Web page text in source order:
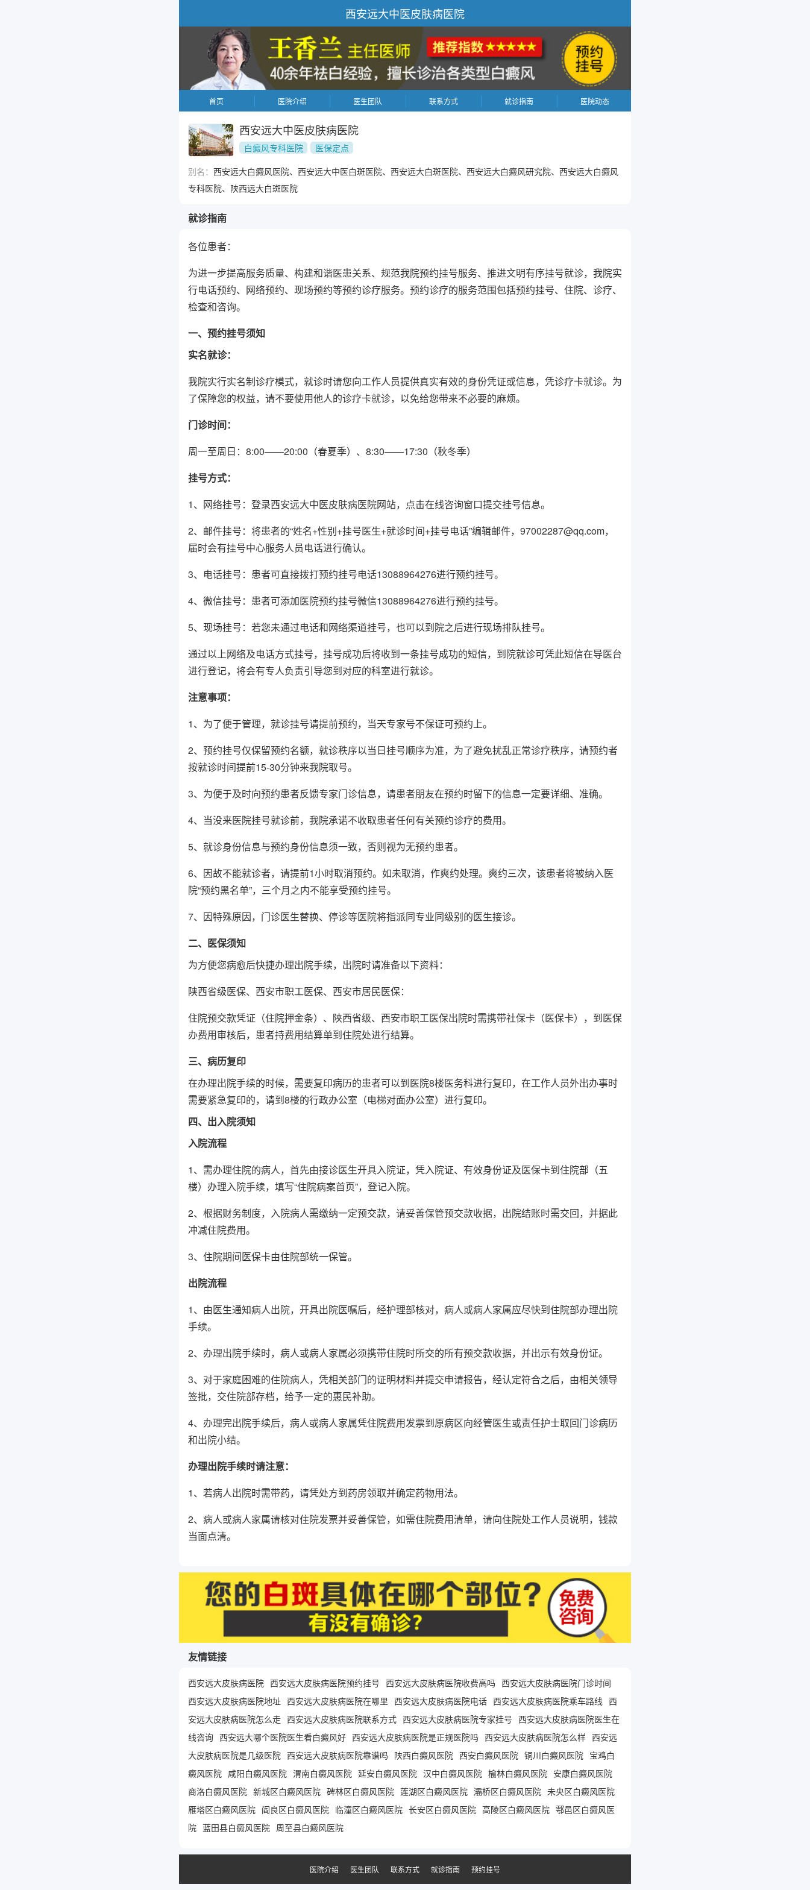
西安远大中医皮肤病医院
首页 医院介绍 医生团队 联系方式 就诊指南 医院动态
西安远大中医皮肤病医院
白癜风专科医院
医保定点
别名： 西安远大白癜风医院、西安远大中医白斑医院、西安远大白斑医院、西安远大白癜风研究院、西安远大白癜风
专科医院、陕西远大白斑医院
就诊指南
各位患者：
为进一步提高服务质量、构建和谐医患关系、规范我院预约挂号服务、推进文明有序挂号就诊，我院实
行电话预约、网络预约、现场预约等预约诊疗服务。预约诊疗的服务范围包括预约挂号、住院、诊疗、
检查和咨询。
一、预约挂号须知
实名就诊：
我院实行实名制诊疗模式，就诊时请您向工作人员提供真实有效的身份凭证或信息，凭诊疗卡就诊。为
了保障您的权益，请不要使用他人的诊疗卡就诊，以免给您带来不必要的麻烦。
门诊时间：
周一至周日：8:00——20:00（春夏季）、8:30——17:30（秋冬季）
挂号方式：
1、网络挂号：登录西安远大中医皮肤病医院网站，点击在线咨询窗口提交挂号信息。
2、邮件挂号：将患者的“姓名+性别+挂号医生+就诊时间+挂号电话”编辑邮件，97002287@qq.com，
届时会有挂号中心服务人员电话进行确认。
3、电话挂号：患者可直接拨打预约挂号电话13088964276进行预约挂号。
4、微信挂号：患者可添加医院预约挂号微信13088964276进行预约挂号。
5、现场挂号：若您未通过电话和网络渠道挂号，也可以到院之后进行现场排队挂号。
通过以上网络及电话方式挂号，挂号成功后将收到一条挂号成功的短信，到院就诊可凭此短信在导医台
进行登记，将会有专人负责引导您到对应的科室进行就诊。
注意事项：
1、为了便于管理，就诊挂号请提前预约，当天专家号不保证可预约上。
2、预约挂号仅保留预约名额，就诊秩序以当日挂号顺序为准，为了避免扰乱正常诊疗秩序，请预约者
按就诊时间提前15-30分钟来我院取号。
3、为便于及时向预约患者反馈专家门诊信息，请患者朋友在预约时留下的信息一定要详细、准确。
4、当没来医院挂号就诊前，我院承诺不收取患者任何有关预约诊疗的费用。
5、就诊身份信息与预约身份信息须一致，否则视为无预约患者。
6、因故不能就诊者，请提前1小时取消预约。如未取消，作爽约处理。爽约三次，该患者将被纳入医
院“预约黑名单”，三个月之内不能享受预约挂号。
7、因特殊原因，门诊医生替换、停诊等医院将指派同专业同级别的医生接诊。
二、医保须知
为方便您病愈后快捷办理出院手续，出院时请准备以下资料：
陕西省级医保、西安市职工医保、西安市居民医保：
住院预交款凭证（住院押金条）、陕西省级、西安市职工医保出院时需携带社保卡（医保卡），到医保
办费用审核后，患者持费用结算单到住院处进行结算。
三、病历复印
在办理出院手续的时候，需要复印病历的患者可以到医院8楼医务科进行复印，在工作人员外出办事时
需要紧急复印的，请到8楼的行政办公室（电梯对面办公室）进行复印。
四、出入院须知
入院流程
1、需办理住院的病人，首先由接诊医生开具入院证，凭入院证、有效身份证及医保卡到住院部（五
楼）办理入院手续，填写“住院病案首页”，登记入院。
2、根据财务制度，入院病人需缴纳一定预交款，请妥善保管预交款收据，出院结账时需交回，并据此
冲减住院费用。
3、住院期间医保卡由住院部统一保管。
出院流程
1、由医生通知病人出院，开具出院医嘱后，经护理部核对，病人或病人家属应尽快到住院部办理出院
手续。
2、办理出院手续时，病人或病人家属必须携带住院时所交的所有预交款收据，并出示有效身份证。
3、对于家庭困难的住院病人，凭相关部门的证明材料并提交申请报告，经认定符合之后，由相关领导
签批，交住院部存档，给予一定的惠民补助。
4、办理完出院手续后，病人或病人家属凭住院费用发票到原病区向经管医生或责任护士取回门诊病历
和出院小结。
办理出院手续时请注意：
1、若病人出院时需带药，请凭处方到药房领取并确定药物用法。
2、病人或病人家属请核对住院发票并妥善保管，如需住院费用清单，请向住院处工作人员说明，钱款
当面点清。
友情链接
西安远大皮肤病医院 西安远大皮肤病医院预约挂号 西安远大皮肤病医院收费高吗 西安远大皮肤病医院门诊时间
西安远大皮肤病医院地址 西安远大皮肤病医院在哪里 西安远大皮肤病医院电话 西安远大皮肤病医院乘车路线 西
安远大皮肤病医院怎么走 西安远大皮肤病医院联系方式 西安远大皮肤病医院专家挂号 西安远大皮肤病医院医生在
线咨询 西安远大哪个医院医生看白癜风好 西安远大皮肤病医院是正规医院吗 西安远大皮肤病医院怎么样 西安远
大皮肤病医院是几级医院 西安远大皮肤病医院靠谱吗 陕西白癜风医院 西安白癜风医院 铜川白癜风医院 宝鸡白
癜风医院 咸阳白癜风医院 渭南白癜风医院 延安白癜风医院 汉中白癜风医院 榆林白癜风医院 安康白癜风医院
商洛白癜风医院 新城区白癜风医院 碑林区白癜风医院 莲湖区白癜风医院 灞桥区白癜风医院 未央区白癜风医院
雁塔区白癜风医院 阎良区白癜风医院 临潼区白癜风医院 长安区白癜风医院 高陵区白癜风医院 鄠邑区白癜风医
院 蓝田县白癜风医院 周至县白癜风医院
医院介绍 医生团队 联系方式 就诊指南 预约挂号